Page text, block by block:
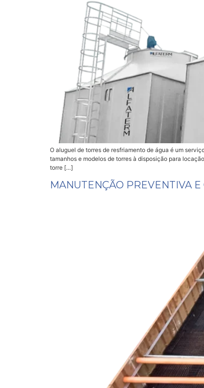
O aluguel de torres de resfriamento de água é um
tamanhos e modelos de torres à disposição para
torre […]
MANUTENÇÃO PREVENTIVA E